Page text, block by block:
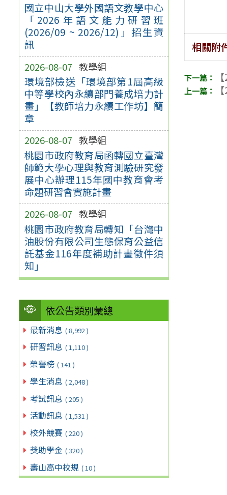
國立中山大學外國語文教學中心
「2026年語文能力研習班
(2026/09 ~ 2026/12)」招生資
訊
2026-08-07 教學組
環境部檢送「環境部第1屆高級
中等學校內永續部門養成培力計
畫」【教師培力永續工作坊】簡
章
2026-08-07 教學組
桃園市政府教育局函轉國立臺灣
師範大學心理與教育測驗研究發
展中心辦理115年國中教育會考
命題研習會實施計畫
2026-08-07 教學組
桃園市政府教育局轉知「台灣中
油股份有限公司生態保育公益信
託基金116年度補助計畫徵件須
知」
依公告類別彙總
最新消息 ( 8,992 )
研習訊息 ( 1,110 )
榮譽榜 ( 141 )
學生消息 ( 2,048 )
考試訊息 ( 205 )
活動訊息 ( 1,531 )
校外競賽 ( 220 )
獎助學金 ( 320 )
壽山高中校規 ( 10 )
相關附